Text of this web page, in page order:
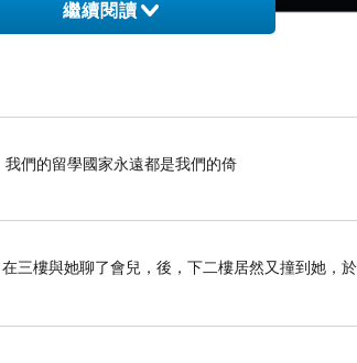
繼續閱讀
們的留學國家永遠都是我們的倚
三樓與她聊了會兒，後，下二樓居然又撞到她，